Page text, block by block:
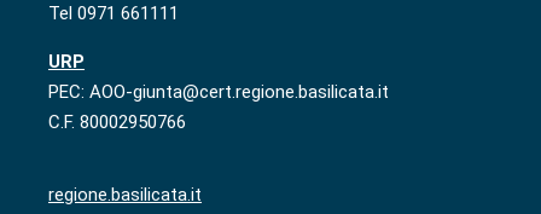
Tel 0971 661111
URP
PEC: AOO-giunta@cert.regione.basilicata.it
C.F. 80002950766
regione.basilicata.it